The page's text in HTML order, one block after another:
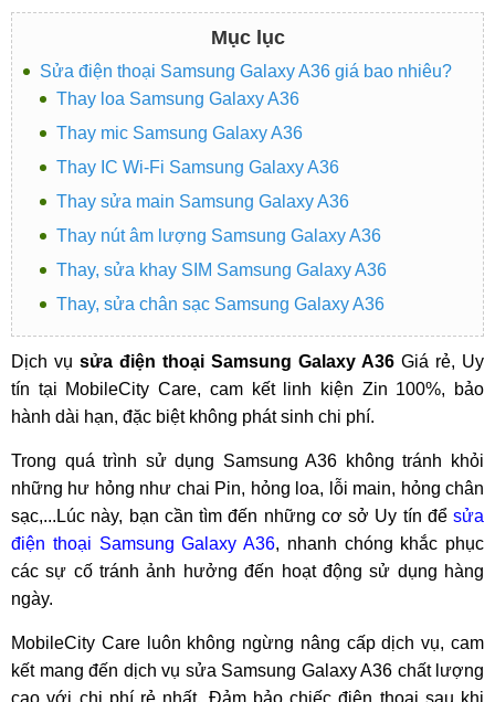
Mục lục
Sửa điện thoại Samsung Galaxy A36 giá bao nhiêu?
Thay loa Samsung Galaxy A36
Thay mic Samsung Galaxy A36
Thay IC Wi-Fi Samsung Galaxy A36
Thay sửa main Samsung Galaxy A36
Thay nút âm lượng Samsung Galaxy A36
Thay, sửa khay SIM Samsung Galaxy A36
Thay, sửa chân sạc Samsung Galaxy A36
Dịch vụ sửa điện thoại Samsung Galaxy A36 Giá rẻ, Uy
tín tại MobileCity Care, cam kết linh kiện Zin 100%, bảo
hành dài hạn, đặc biệt không phát sinh chi phí.
Trong quá trình sử dụng Samsung A36 không tránh khỏi
những hư hỏng như chai Pin, hỏng loa, lỗi main, hỏng chân
sạc,...Lúc này, bạn cần tìm đến những cơ sở Uy tín để sửa
điện thoại Samsung Galaxy A36, nhanh chóng khắc phục
các sự cố tránh ảnh hưởng đến hoạt động sử dụng hàng
ngày.
MobileCity Care luôn không ngừng nâng cấp dịch vụ, cam
kết mang đến dịch vụ sửa Samsung Galaxy A36 chất lượng
cao với chi phí rẻ nhất. Đảm bảo chiếc điện thoại sau khi